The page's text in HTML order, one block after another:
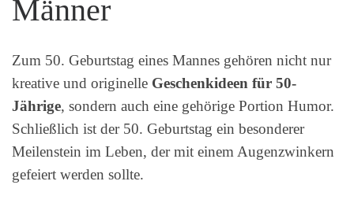
Männer
Zum 50. Geburtstag eines Mannes gehören nicht nur
kreative und originelle Geschenkideen für 50-
Jährige, sondern auch eine gehörige Portion Humor.
Schließlich ist der 50. Geburtstag ein besonderer
Meilenstein im Leben, der mit einem Augenzwinkern
gefeiert werden sollte.